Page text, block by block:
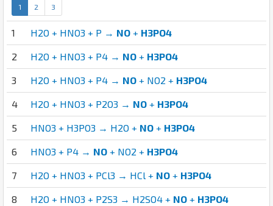
1 2 3
1 H2O + HNO3 + P → NO + H3PO4
2 H2O + HNO3 + P4 → NO + H3PO4
3 H2O + HNO3 + P4 → NO + NO2 + H3PO4
4 H2O + HNO3 + P2O3 → NO + H3PO4
5 HNO3 + H3PO3 → H2O + NO + H3PO4
6 HNO3 + P4 → NO + NO2 + H3PO4
7 H2O + HNO3 + PCl3 → HCl + NO + H3PO4
8 H2O + HNO3 + P2S3 → H2SO4 + NO + H3PO4